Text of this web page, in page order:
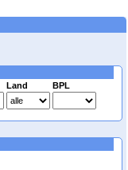
Land BPL